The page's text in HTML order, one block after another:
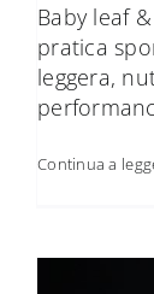
Baby leaf
pratica
leggera,
Continua a